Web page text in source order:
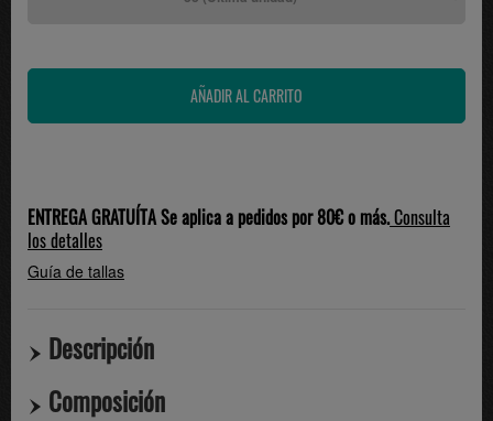
ENTREGA GRATUÍTA Se aplica a pedidos por 80€ o más.Consulta
los detalles
Guía de tallas
Descripción
Composición